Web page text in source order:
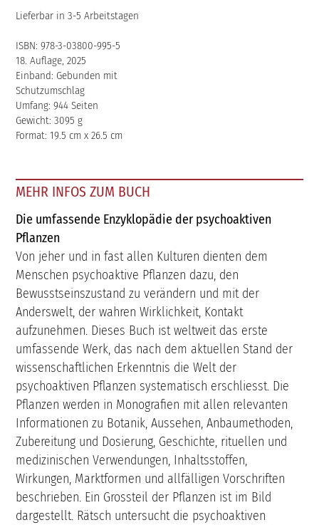
Lieferbar in 3-5 Arbeitstagen
ISBN: 978-3-03800-995-5
18. Auflage, 2025
Einband: Gebunden mit
Schutzumschlag
Umfang: 944 Seiten
Gewicht: 3095 g
Format: 19.5 cm x 26.5 cm
MEHR INFOS ZUM BUCH
Die umfassende Enzyklopädie der psychoaktiven
Pflanzen
Von jeher und in fast allen Kulturen dienten dem
Menschen psychoaktive Pflanzen dazu, den
Bewusstseinszustand zu verändern und mit der
Anderswelt, der wahren Wirklichkeit, Kontakt
aufzunehmen. Dieses Buch ist weltweit das erste
umfassende Werk, das nach dem aktuellen Stand der
wissenschaftlichen Erkenntnis die Welt der
psychoaktiven Pflanzen systematisch erschliesst. Die
Pflanzen werden in Monografien mit allen relevanten
Informationen zu Botanik, Aussehen, Anbaumethoden,
Zubereitung und Dosierung, Geschichte, rituellen und
medizinischen Verwendungen, Inhaltsstoffen,
Wirkungen, Marktformen und allfälligen Vorschriften
beschrieben. Ein Grossteil der Pflanzen ist im Bild
dargestellt. Rätsch untersucht die psychoaktiven